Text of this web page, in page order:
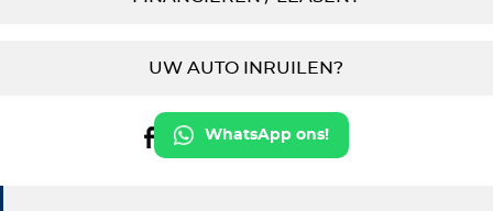
UW AUTO INRUILEN?
WhatsApp ons!